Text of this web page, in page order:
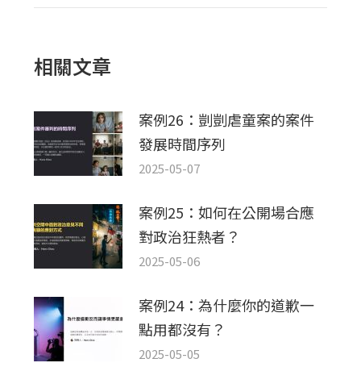
篇
相關文章
案例26：剴剴虐童案的案件
發展時間序列
2025-05-07
案例25：如何在公開場合應
對政治狂熱者？
2025-05-06
案例24：為什麼你的道歉一
點用都沒有？
2025-05-05